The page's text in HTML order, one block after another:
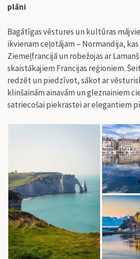
plāni
Bagātīgas vēstures un kultūras
ikvienam ceļotājam – Normandija,
Ziemeļfrancijā un robežojas ar
skaistākajiem Francijas reģioniem.
redzēt un piedzīvot, sākot ar
klinšainām ainavām un gleznainiem
satriecošai piekrastei ar elegantiem